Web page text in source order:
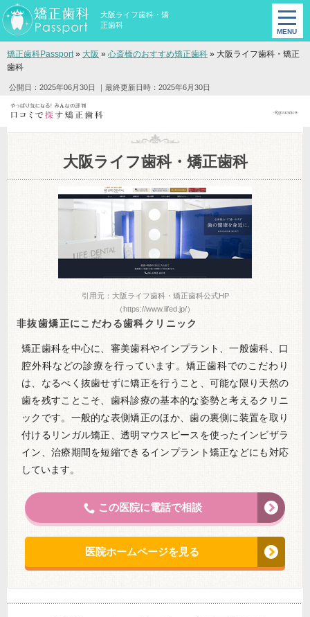
大阪ライフ歯科・矯
正歯科
矯正歯科Passport» 大阪 » 心斎橋のおすすめ矯正歯科 » 大阪ライフ歯科・矯正
歯科
公開日：2025年06月30日 ｜最終更新日時：2025年6月30日
大阪ライフ歯科・矯正歯科
引用元：大阪ライフ歯科・矯正歯科公式HP
（https://www.lifed.jp/）
非抜歯矯正にこだわる歯科クリニック
矯正歯科を中心に、審美歯科やインプラント、一般歯科、口
腔外科などの診療を行っています。矯正歯科でのこだわり
は、なるべく抜歯せずに矯正を行うこと、可能な限り天然の
歯を残すことこそ、歯科診療の基本的な姿勢と考えるクリニ
ックです。一般的な表側矯正のほか、歯の裏側に装置を取り
付けるリンガル矯正、透明マウスピースを使ったインビザラ
イン、治療期間を短縮できるインプラント矯正などにも対応
しています。
この医院に電話で相談
医院ホームページを見る